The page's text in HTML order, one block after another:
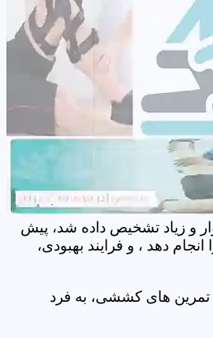
و زیاد تشخیص داده شد، پیش
دهد ، و فرایند بهبودی،
تمرین های کششی، به فرد